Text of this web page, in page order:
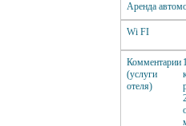
Аренда
Wi FI
Комментарии
(услуги
отеля)